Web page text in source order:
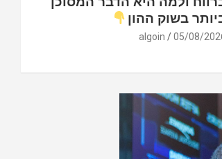
בשוק ההון
05/08/
algoin